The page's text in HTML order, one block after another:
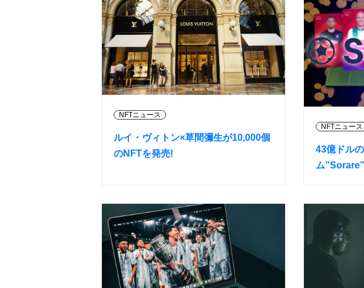
NFTニュース
ルイ・ヴィトン×草間彌生が10,000個
のNFTを発売!
NFTニュース
43億ドル
ム